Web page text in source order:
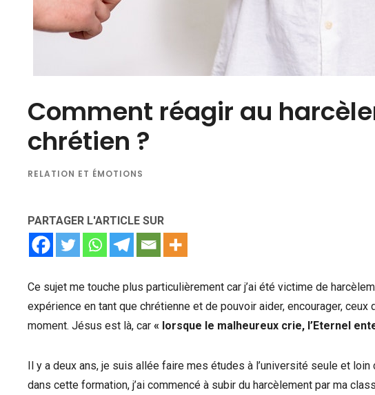
Comment réagir au
chrétien ?
RELATION ET ÉMOTIONS
PARTAGER L'ARTICLE SUR
Ce sujet me touche plus particulièrement car j’ai été victime de
expérience en tant que chrétienne et de pouvoir aider, encourager,
moment. Jésus est là, car « lorsque le malheureux crie, l’Eternel
Il y a deux ans, je suis allée faire mes études à l’université seule et
dans cette formation, j’ai commencé à subir du harcèlement par ma